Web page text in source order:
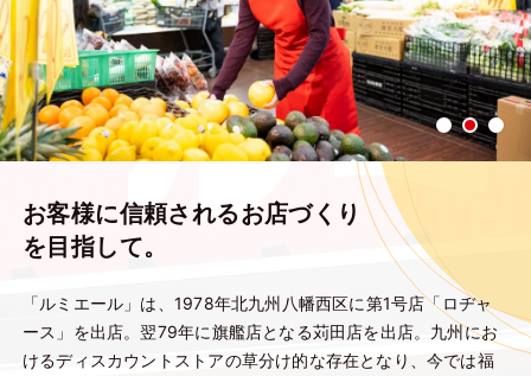
お客様に信頼されるお店づくり
を目指して。
「ルミエール」は、1978年北九州八幡西区に第1号店「ロヂャ
ース」を出店。翌79年に旗艦店となる苅田店を出店。九州にお
けるディスカウントストアの草分け的な存在となり、今では福